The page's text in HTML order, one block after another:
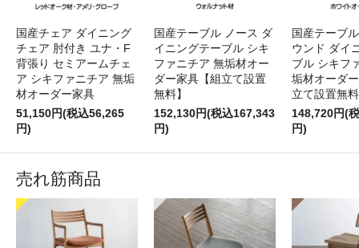
国産チェア ダイニング
チェア 肘付き ユナ・F
背張り セミアームチェ
ア シキファニチア 無垢
材オーダー家具
51,150円(税込56,265
円)
国産テーブル ノース ダ
イニングテーブル シキ
ファニチア 無垢材オー
ダー家具【組立て設置
無料】
152,130円(税込167,343
円)
国産テーブ
ウンド ダイ
ブル シキフ
垢材オーダ
立て設置無
148,720円(
円)
売れ筋商品